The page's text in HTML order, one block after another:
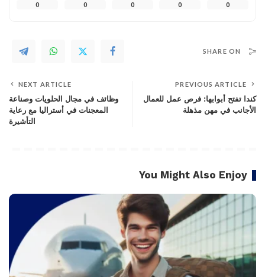
0
0
0
0
0
SHARE ON
PREVIOUS ARTICLE
كندا تفتح أبوابها: فرص عمل للعمال
الأجانب في مهن مذهلة
NEXT ARTICLE
وظائف في مجال الحلويات وصناعة
المعجنات في أستراليا مع رعاية
التأشيرة
You Might Also Enjoy